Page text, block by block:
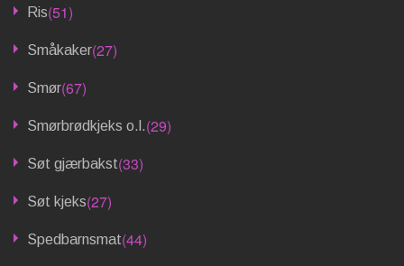
Ris(51)
Småkaker(27)
Smør(67)
Smørbrødkjeks o.l.(29)
Søt gjærbakst(33)
Søt kjeks(27)
Spedbarnsmat(44)